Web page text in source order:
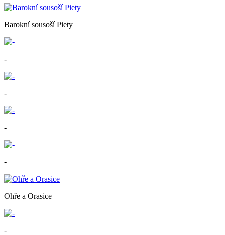
Barokní sousoší Piety
-
-
-
-
Ohře a Orasice
-